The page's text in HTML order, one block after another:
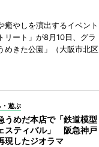
癒やしを演出するイベント
リート」が8月10日、グラ
めきた公園」（大阪市北区
・遊ぶ
うめだ本店で「鉄道模型
スティバル」 阪急神戸
現したジオラマ